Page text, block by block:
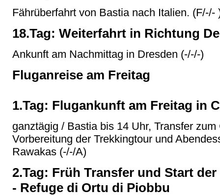
Fährüberfahrt von Bastia nach Italien. (F/-/-
18.Tag: Weiterfahrt in Richtung
Ankunft am Nachmittag in Dresden (-/-/-)
Fluganreise am Freitag
1.Tag: Flugankunft am Freitag in
ganztägig / Bastia bis 14 Uhr, Transfer
Vorbereitung der Trekkingtour und
Rawakas (-/-/A)
2.Tag: Früh Transfer und Start
- Refuge di Ortu di Piobbu